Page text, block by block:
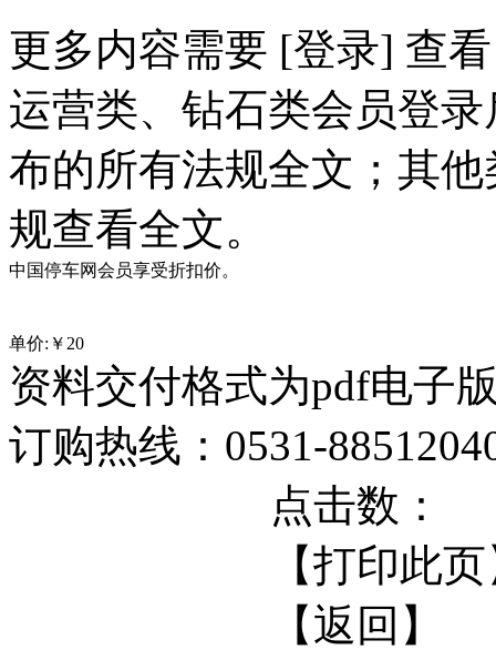
更多内容需要 [登录] 查
运营类、钻石类会员登
布的所有法规全文；其
规查看全文。
中国停车网会员享受折扣价。
单价:￥ 20
资料交付格式为pdf电子
订购热线：0531-
点击数：
【打印此
【返回】